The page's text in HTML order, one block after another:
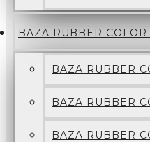
BAZA RUBBER COLOR
BAZA RUBBER
BAZA RUBBER
BAZA RUBBER